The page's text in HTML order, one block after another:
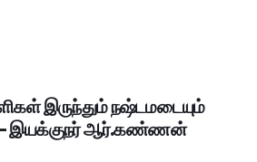
இருந்தும் நஷ்டமடையும்
– இயக்குநர் ஆர்.கண்ணன்